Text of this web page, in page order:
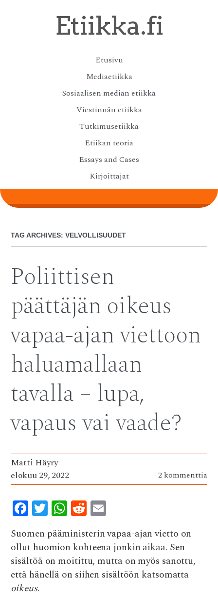
Etiikka.fi
Etusivu
Mediaetiikka
Sosiaalisen median etiikka
Viestinnän etiikka
Tutkimusetiikka
Etiikan teoria
Essays and Cases
Kirjoittajat
TAG ARCHIVES:VELVOLLISUUDET
Poliittisen
päättäjän oikeus
vapaa-ajan viettoon
haluamallaan
tavalla – lupa,
vapaus vai vaade?
Matti Häyry
elokuu 29, 2022
2 kommenttia
F
ac
e
b
o
o
T
w
it
te
r
W
h
at
s
A
R
e
d
di
t
ai
l
Suomen pääministerin vapaa-ajan vietto on
ollut huomion kohteena jonkin aikaa. Sen
sisältöä on moitittu, mutta on myös sanottu,
että hänellä on siihen sisältöön katsomatta
oikeus.